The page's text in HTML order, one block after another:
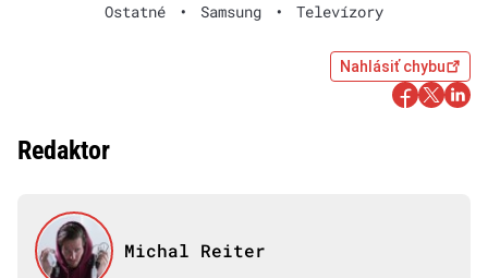
Ostatné • Samsung • Televízory
Nahlásiť chybu
Redaktor
Michal Reiter